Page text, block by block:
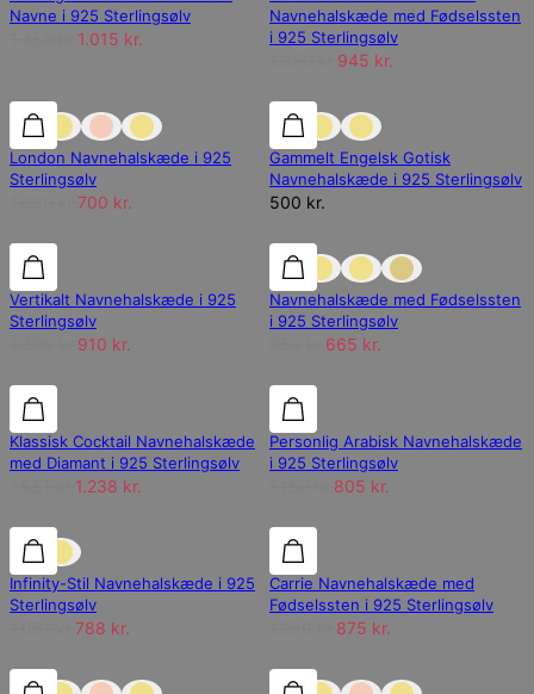
Navne i 925 Sterlingsølv
1.015 kr.
Navnehalskæde med Fødselssten
i 925 Sterlingsølv
945 kr.
30% rabat 30% rabat
London Navnehalskæde i 925
Sterlingsølv
700 kr.
Gammelt Engelsk Gotisk
Navnehalskæde i 925 Sterlingsølv
500 kr.
30% rabat 30% rabat
Vertikalt Navnehalskæde i 925
Sterlingsølv
910 kr.
30% rabat
Navnehalskæde med Fødselssten
i 925 Sterlingsølv
665 kr.
25% rabat 25% rabat
Klassisk Cocktail Navnehalskæde
med Diamant i 925 Sterlingsølv
1.238 kr.
30% rabat
Personlig Arabisk Navnehalskæde
i 925 Sterlingsølv
805 kr.
25% rabat 25% rabat
Infinity-Stil Navnehalskæde i 925
Sterlingsølv
788 kr.
30% rabat
Carrie Navnehalskæde med
Fødselssten i 925 Sterlingsølv
875 kr.
30% rabat 30% rabat
30% rabat